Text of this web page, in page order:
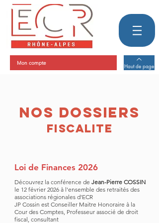
Mon compte Haut de page
Nos dossiers
fiscaliTE
Loi de Finances 2026
Découvrez la conférence de Jean-Pierre COSSIN
le 12 février 2026 à l'ensemble des retraités des
associations régionales d'ECR
JP Cossin est Conseiller Maitre Honoraire à la
Cour des Comptes, Professeur associé de droit
fiscal, consultant